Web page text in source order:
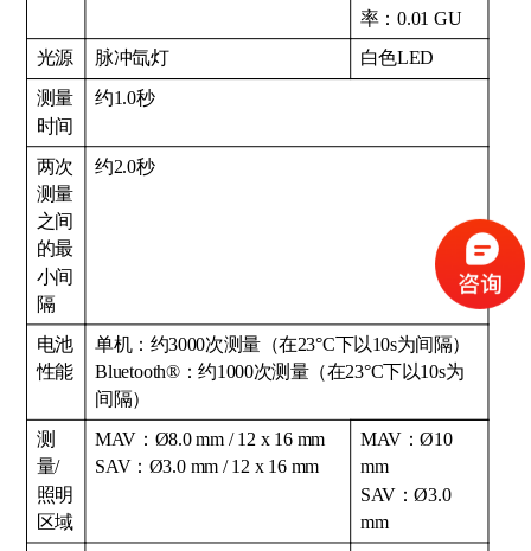
率：0.01 GU
光源 脉冲氙灯 白色LED
测量
时间
约1.0秒
两次
测量
之间
的最
小间
隔
约2.0秒
电池
性能
单机：约3000次测量（在23°C下以10s为间隔）
Bluetooth®：约1000次测量（在23°C下以10s为
间隔）
测
量/
照明
区域
MAV：Ø8.0 mm / 12 x 16 mm
SAV：Ø3.0 mm / 12 x 16 mm
MAV：Ø10
mm
SAV：Ø3.0
mm